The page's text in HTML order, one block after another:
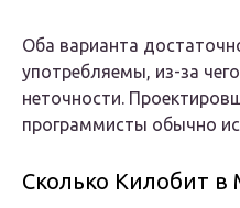
Оба варианта
употребляемы, из-за
неточности.
программисты обычно
Сколько Килобит в